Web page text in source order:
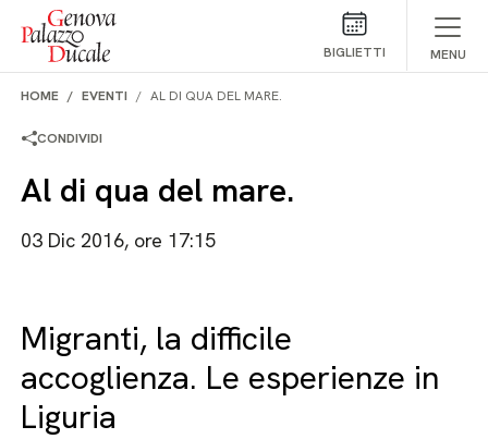
Salta al contenuto
BIGLIETTI MENU
HOME EVENTI AL DI QUA DEL MARE.
CONDIVIDI
Al di qua del mare.
03 Dic 2016, ore 17:15
Migranti, la difficile
accoglienza. Le esperienze in
Liguria